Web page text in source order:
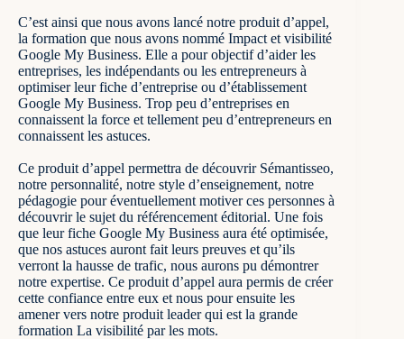
C’est ainsi que nous avons lancé notre produit d’appel,
la formation que nous avons nommé Impact et visibilité
Google My Business. Elle a pour objectif d’aider les
entreprises, les indépendants ou les entrepreneurs à
optimiser leur fiche d’entreprise ou d’établissement
Google My Business. Trop peu d’entreprises en
connaissent la force et tellement peu d’entrepreneurs en
connaissent les astuces.
Ce produit d’appel permettra de découvrir Sémantisseo,
notre personnalité, notre style d’enseignement, notre
pédagogie pour éventuellement motiver ces personnes à
découvrir le sujet du référencement éditorial. Une fois
que leur fiche Google My Business aura été optimisée,
que nos astuces auront fait leurs preuves et qu’ils
verront la hausse de trafic, nous aurons pu démontrer
notre expertise. Ce produit d’appel aura permis de créer
cette confiance entre eux et nous pour ensuite les
amener vers notre produit leader qui est la grande
formation La visibilité par les mots.